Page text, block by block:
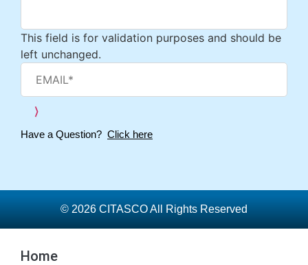
This field is for validation purposes and should be
left unchanged.
Have a Question? Click here
© 2026 CITASCO All Rights Reserved
Home